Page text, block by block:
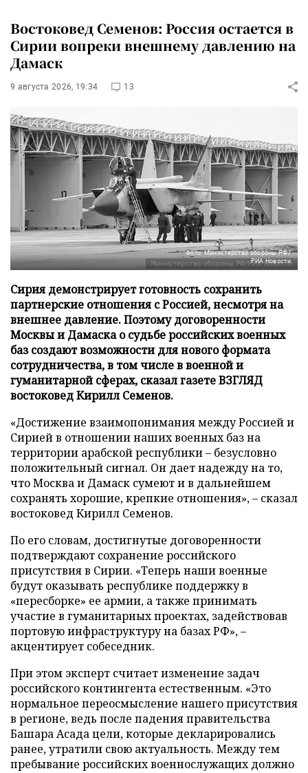
Востоковед Семенов: Россия остается в
Сирии вопреки внешнему давлению на
Дамаск
9 августа 2026, 19:34 13
Фото: Министерство обороны РФ/
РИА Новости
Сирия демонстрирует готовность сохранить
партнерские отношения с Россией, несмотря на
внешнее давление. Поэтому договоренности
Москвы и Дамаска о судьбе российских военных
баз создают возможности для нового формата
сотрудничества, в том числе в военной и
гуманитарной сферах, сказал газете ВЗГЛЯД
востоковед Кирилл Семенов.
«Достижение взаимопонимания между Россией и
Сирией в отношении наших военных баз на
территории арабской республики – безусловно
положительный сигнал. Он дает надежду на то,
что Москва и Дамаск сумеют и в дальнейшем
сохранять хорошие, крепкие отношения», – сказал
востоковед Кирилл Семенов.
По его словам, достигнутые договоренности
подтверждают сохранение российского
присутствия в Сирии. «Теперь наши военные
будут оказывать республике поддержку в
«пересборке» ее армии, а также принимать
участие в гуманитарных проектах, задействовав
портовую инфраструктуру на базах РФ», –
акцентирует собеседник.
При этом эксперт считает изменение задач
российского контингента естественным. «Это
нормальное переосмысление нашего присутствия
в регионе, ведь после падения правительства
Башара Асада цели, которые декларировались
ранее, утратили свою актуальность. Между тем
пребывание российских военнослужащих должно